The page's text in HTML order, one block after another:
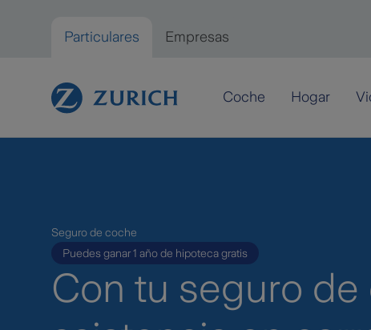
Particulares Empresas
Coche Hogar
Seguro de coche
Puedes ganar 1 año de hipoteca gratis
Con tu seguro de